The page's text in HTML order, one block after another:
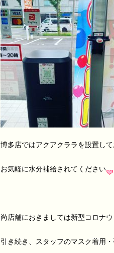
博多店ではアクアクララを設置し
お気軽に水分補給されてください
尚店舗におきましては新型コロナ
引き続き、スタッフのマスク着用